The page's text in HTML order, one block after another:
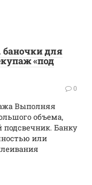
для
«под
0
Выполняя
объема,
Банку
или